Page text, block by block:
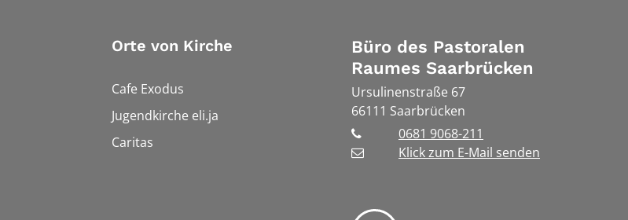
Orte von Kirche
Cafe Exodus
Jugendkirche eli.ja
Caritas
Büro des Pastoralen
Raumes Saarbrücken
Ursulinenstraße 67
66111 Saarbrücken
0681 9068-211
Klick zum E-Mail senden